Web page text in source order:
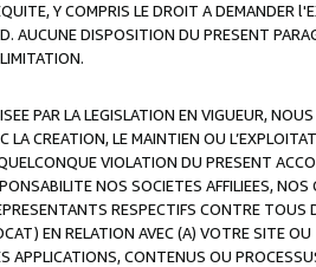
Y COMPRIS LE DROIT A DEMANDER
AUCUNE DISPOSITION DU PRESENT
PAR LA LEGISLATION EN VIGUEUR,
LA CREATION, LE MAINTIEN OU
VIOLATION DU PRESENT
NOS SOCIETES AFFILIEES,
RESPECTIFS CONTRE
EN RELATION AVEC (A) VOTRE SITE
APPLICATIONS, CONTENUS OU